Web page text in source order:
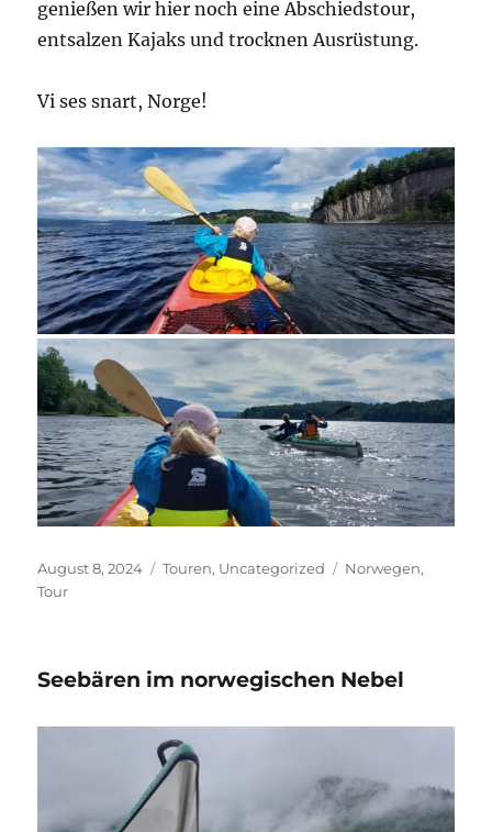
genießen wir hier noch eine Abschiedstour,
entsalzen Kajaks und trocknen Ausrüstung.
Vi ses snart, Norge!
Veröffentlicht
am
August 8, 2024 Kategorien
Touren, Uncategorized Schlagwörter
Norwegen,
Tour
Seebären im norwegischen Nebel